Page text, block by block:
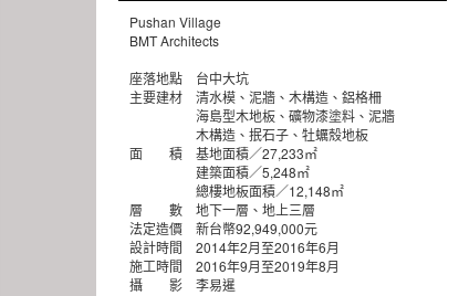
Pushan Village
BMT Architects
座落地點 台中大坑
主要建材 清水模、泥牆、木構造、鋁格柵
海島型木地板、礦物漆塗料、泥牆
木構造、抿石子、牡蠣殼地板
面 積 基地面積／27,233㎡
建築面積／5,248㎡
總樓地板面積／12,148㎡
層 數 地下一層、地上三層
法定造價 新台幣92,949,000元
設計時間 2014年2月至2016年6月
施工時間 2016年9月至2019年8月
攝 影 李易暹